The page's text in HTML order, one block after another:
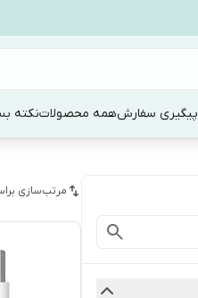
پیگیری سفارشهمه محصولاتنکته
مرتب‌سازی